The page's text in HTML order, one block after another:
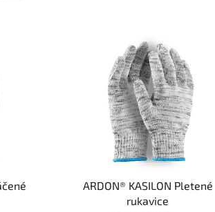
ARDON® KASILON Pletené
rukavice